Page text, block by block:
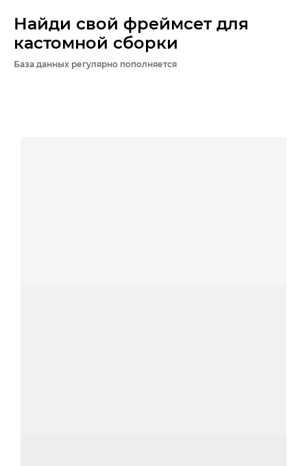
Найди свой фреймсет для
кастомной сборки
База данных регулярно пополняется